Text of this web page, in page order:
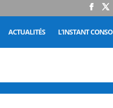
ACTUALITÉS L’INSTANT CONSO